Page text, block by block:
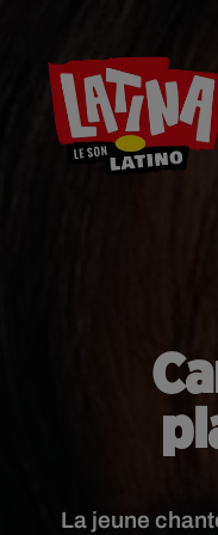
La jeune